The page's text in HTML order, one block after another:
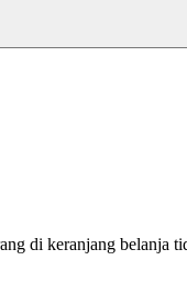
di keranjang belanja